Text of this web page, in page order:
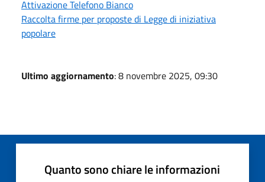
Attivazione Telefono Bianco
Raccolta firme per proposte di Legge di iniziativa
popolare
Ultimo aggiornamento: 8 novembre 2025, 09:30
Quanto sono chiare le informazioni